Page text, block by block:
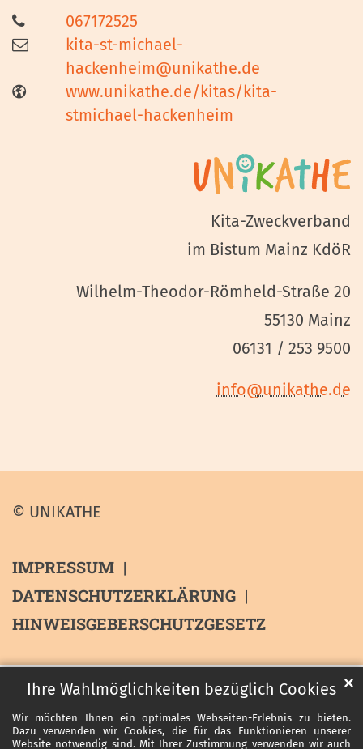
Ihre Wahlmöglichkeiten bezüglich Cookies
Wir möchten Ihnen ein optimales Webseiten-Erlebnis zu bieten.
Dazu verwenden wir Cookies, die für das Funktionieren unserer
Website notwendig sind. Mit Ihrer Zustimmung verwenden wir auch
✕
067172525
kita-st-michael-
hackenheim@unikathe.de
www.unikathe.de/kitas/kita-
stmichael-hackenheim
Kita-Zweckverband
im Bistum Mainz KdöR
Wilhelm-Theodor-Römheld-Straße 20
55130 Mainz
06131 / 253 9500
info@unikathe.de
IMPRESSUM
DATENSCHUTZERKLÄRUNG
HINWEISGEBERSCHUTZGESETZ
© UNIKATHE